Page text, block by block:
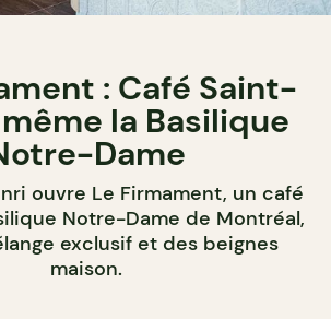
: Café Saint-
la Basilique
Dame
ouvre Le Firmament, un café
Notre-Dame de Montréal,
exclusif et des beignes
maison.